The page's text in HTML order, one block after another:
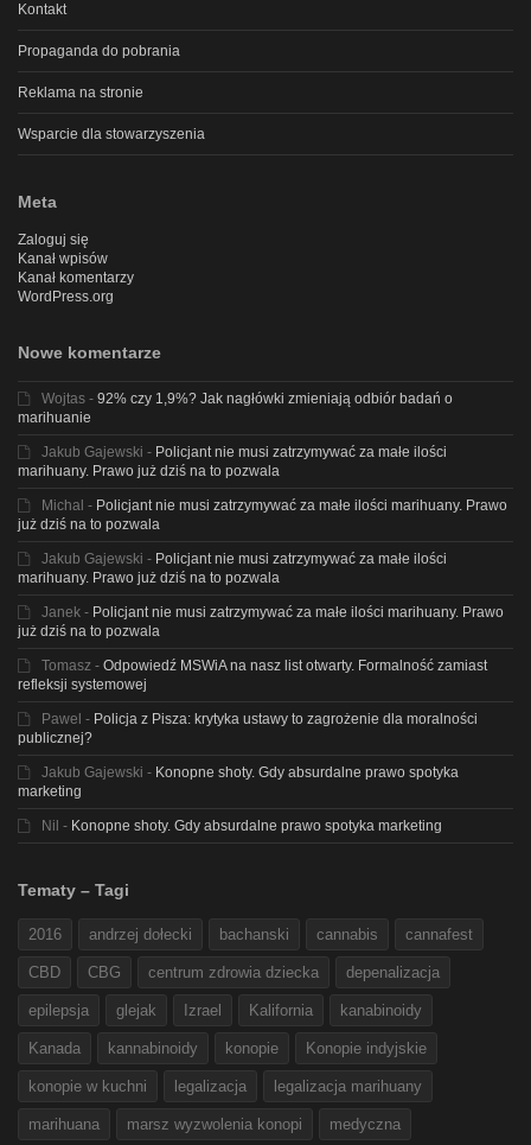
Kontakt
Propaganda do pobrania
Reklama na stronie
Wsparcie dla stowarzyszenia
Meta
Zaloguj się
Kanał wpisów
Kanał komentarzy
WordPress.org
Nowe komentarze
Wojtas - 92% czy 1,9%? Jak nagłówki zmieniają odbiór badań o
marihuanie
Jakub Gajewski - Policjant nie musi zatrzymywać za małe ilości
marihuany. Prawo już dziś na to pozwala
Michal - Policjant nie musi zatrzymywać za małe ilości marihuany. Prawo
już dziś na to pozwala
Jakub Gajewski - Policjant nie musi zatrzymywać za małe ilości
marihuany. Prawo już dziś na to pozwala
Janek - Policjant nie musi zatrzymywać za małe ilości marihuany. Prawo
już dziś na to pozwala
Tomasz - Odpowiedź MSWiA na nasz list otwarty. Formalność zamiast
refleksji systemowej
Pawel - Policja z Pisza: krytyka ustawy to zagrożenie dla moralności
publicznej?
Jakub Gajewski - Konopne shoty. Gdy absurdalne prawo spotyka
marketing
Nil - Konopne shoty. Gdy absurdalne prawo spotyka marketing
Tematy – Tagi
2016 andrzej dołecki bachanski cannabis cannafest
CBD CBG centrum zdrowia dziecka depenalizacja
epilepsja glejak Izrael Kalifornia kanabinoidy
Kanada kannabinoidy konopie Konopie indyjskie
konopie w kuchni legalizacja legalizacja marihuany
marihuana marsz wyzwolenia konopi medyczna